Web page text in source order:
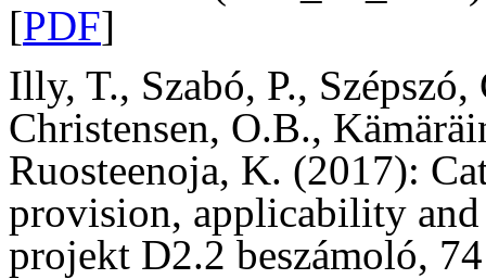
[PDF]
Illy, T., Szabó, P.,
Christensen, O.B.,
Ruosteenoja, K. (2017):
provision, applicability
projekt D2.2 beszámoló,